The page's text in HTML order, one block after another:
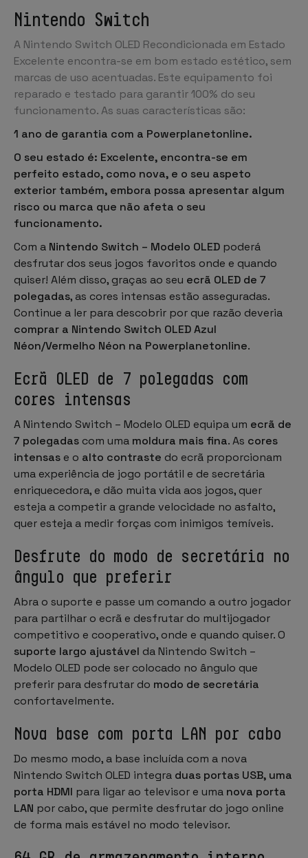
Nintendo Switch
A Nintendo Switch OLED Recondicionada em Estado
Excelente encontra-se em bom estado estético, sem
marcas de uso acentuadas. Este equipamento foi
reparado e testado para garantir 100% do seu
funcionamento. As suas características são:
1 ano de garantia com a Powerplanetonline.
O seu estado é: Excelente, encontra-se em
perfeito estado, como nova, e o seu aspeto
exterior também, embora possa apresentar algum
risco ou marca que não afeta o seu
funcionamento.
Com a Nintendo Switch – Modelo OLED poderá
desfrutar dos seus jogos favoritos onde e quando
quiser! Além disso, graças ao seu ecrã OLED de 7
polegadas, as cores intensas estão asseguradas.
Continue a ler para descobrir por que razão deveria
comprar a Nintendo Switch OLED Azul
Néon/Vermelho Néon na Powerplanetonline.
Ecrã OLED de 7 polegadas com
cores intensas
A Nintendo Switch – Modelo OLED equipa um ecrã de
7 polegadas com uma moldura mais fina. As cores
intensas e o alto contraste do ecrã proporcionam
uma experiência de jogo portátil e de secretária
enriquecedora, e dão muita vida aos jogos, quer
esteja a competir a grande velocidade no asfalto,
quer esteja a medir forças com inimigos temíveis.
Desfrute do modo de secretária no
ângulo que preferir
Abra o suporte e passe um comando a outro jogador
para partilhar o ecrã e desfrutar do multijogador
competitivo e cooperativo, onde e quando quiser. O
suporte largo ajustável da Nintendo Switch –
Modelo OLED pode ser colocado no ângulo que
preferir para desfrutar do modo de secretária
confortavelmente.
Nova base com porta LAN por cabo
Do mesmo modo, a base incluída com a nova
Nintendo Switch OLED integra duas portas USB, uma
porta HDMI para ligar ao televisor e uma nova porta
LAN por cabo, que permite desfrutar do jogo online
de forma mais estável no modo televisor.